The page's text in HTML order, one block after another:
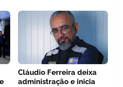
Cláudio Ferreira deixa
administração e inicia